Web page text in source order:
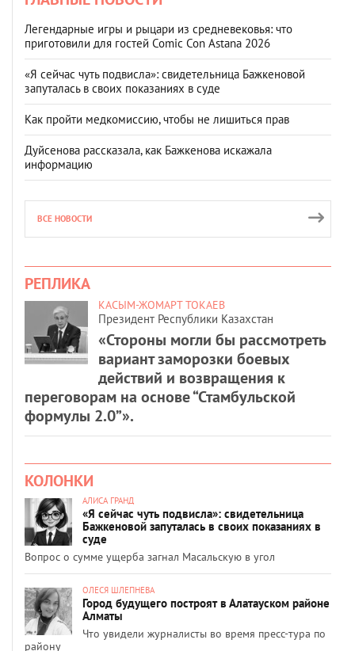
Легендарные игры и рыцари из средневековья: что
приготовили для гостей Comic Con Astana 2026
«Я сейчас чуть подвисла»: свидетельница Бажкеновой
запуталась в своих показаниях в суде
Как пройти медкомиссию, чтобы не лишиться прав
Дуйсенова рассказала, как Бажкенова искажала
информацию
ВСЕ НОВОСТИ
РЕПЛИКА
КАСЫМ-ЖОМАРТ ТОКАЕВ
Президент Республики Казахстан
«Стороны могли бы рассмотреть
вариант заморозки боевых
действий и возвращения к
переговорам на основе “Стамбульской
формулы 2.0”».
КОЛОНКИ
АЛИСА ГРАНД
«Я сейчас чуть подвисла»: свидетельница
Бажкеновой запуталась в своих показаниях в
суде
Вопрос о сумме ущерба загнал Масальскую в угол
ОЛЕСЯ ШЛЕПНЕВА
Город будущего построят в Алатауском районе
Алматы
Что увидели журналисты во время пресс-тура по
району